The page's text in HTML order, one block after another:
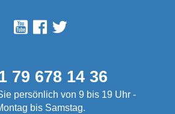
79 678 14 36
persönlich von 9 bis 19 Uhr -
bis Samstag.